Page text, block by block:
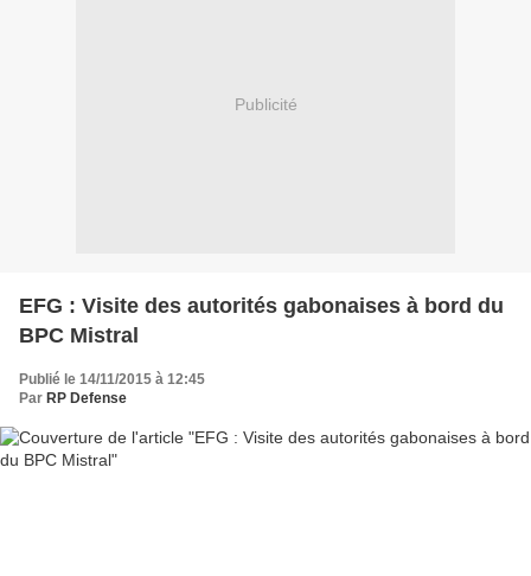
Publicité
EFG : Visite des autorités gabonaises à bord du
BPC Mistral
Publié le 14/11/2015 à 12:45
Par RP Defense